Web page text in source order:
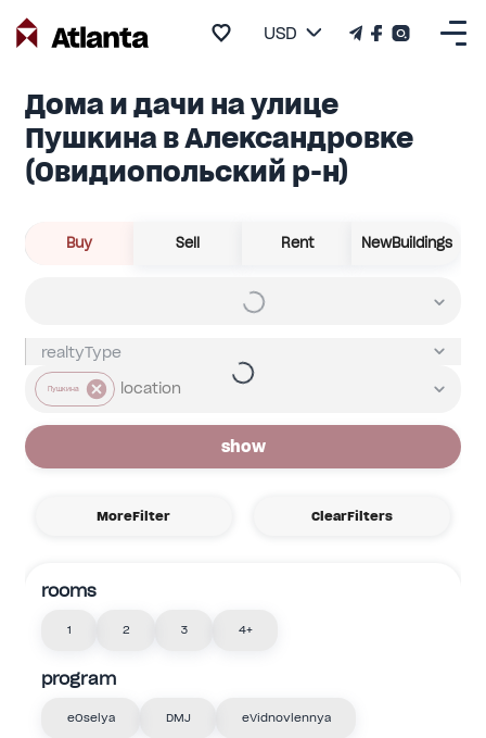
USD
Дома и дачи на улице
Пушкина в Александровке
(Овидиопольский р-н)
Buy Sell Rent NewBuildings
Пушкина
show
MoreFilter ClearFilters
rooms
1 2 3 4+
program
eOselya DMJ eVidnovlennya